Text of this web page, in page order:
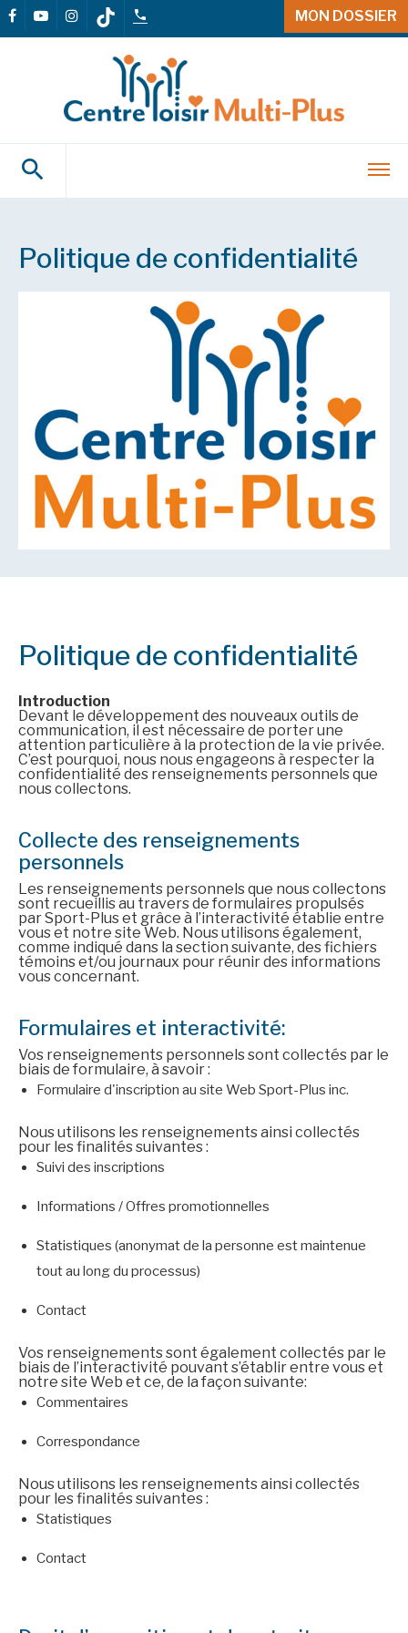
MON DOSSIER
Politique de confidentialité
Politique de confidentialité
Introduction
Devant le développement des nouveaux outils de
communication, il est nécessaire de porter une
attention particulière à la protection de la vie privée.
C’est pourquoi, nous nous engageons à respecter la
confidentialité des renseignements personnels que
nous collectons.
Collecte des renseignements
personnels
Les renseignements personnels que nous collectons
sont recueillis au travers de formulaires propulsés
par Sport-Plus et grâce à l’interactivité établie entre
vous et notre site Web. Nous utilisons également,
comme indiqué dans la section suivante, des fichiers
témoins et/ou journaux pour réunir des informations
vous concernant.
Formulaires et interactivité:
Vos renseignements personnels sont collectés par le
biais de formulaire, à savoir :
Formulaire d'inscription au site Web Sport-Plus inc.
Nous utilisons les renseignements ainsi collectés
pour les finalités suivantes :
Suivi des inscriptions
Informations / Offres promotionnelles
Statistiques (anonymat de la personne est maintenue
tout au long du processus)
Contact
Vos renseignements sont également collectés par le
biais de l’interactivité pouvant s’établir entre vous et
notre site Web et ce, de la façon suivante:
Commentaires
Correspondance
Nous utilisons les renseignements ainsi collectés
pour les finalités suivantes :
Statistiques
Contact